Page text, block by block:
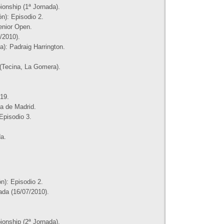
(1ª Jornada).
Episodio 2.
Open.
Padraig Harrington.
La Gomera).
de Madrid.
3.
Episodio 2.
(16/07/2010).
(2ª Jornada).